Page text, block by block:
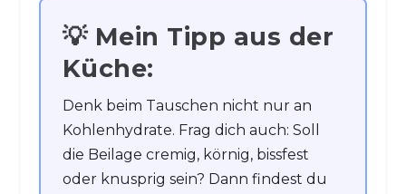
💡 Mein Tipp aus der
Küche:
Denk beim Tauschen nicht nur an
Kohlenhydrate. Frag dich auch: Soll
die Beilage cremig, körnig, bissfest
oder knusprig sein? Dann findest du